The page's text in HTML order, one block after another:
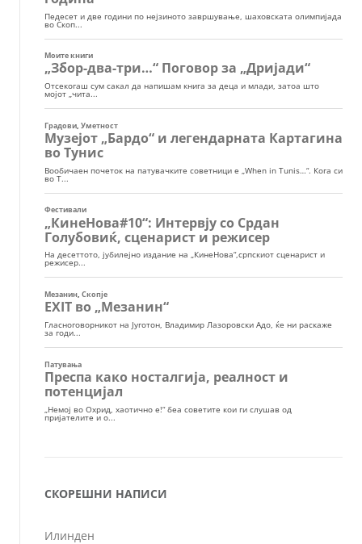
СКОРЕШНИ НАПИСИ
Илинден